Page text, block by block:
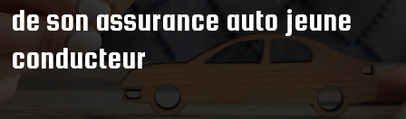
de son assurance auto jeune
conducteur